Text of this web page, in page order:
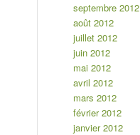
septembre 2012
août 2012
juillet 2012
juin 2012
mai 2012
avril 2012
mars 2012
février 2012
janvier 2012